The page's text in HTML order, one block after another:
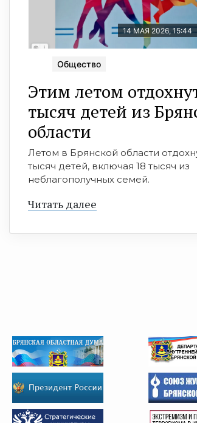
14 МАЯ 2026, 15:44
Общество
Этим летом
тысяч детей из
области
Летом в Брянской области
тысяч детей, включая 18 тысяч из
неблагополучных семей.
Читать далее